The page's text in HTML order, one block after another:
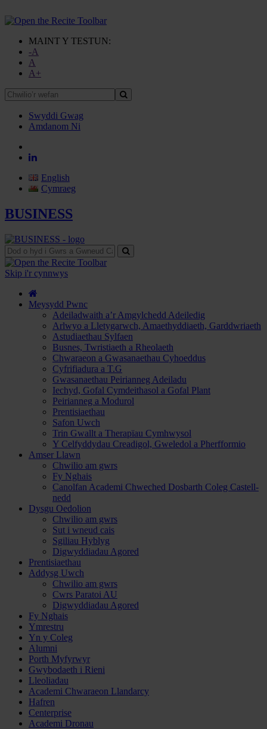
MAINT Y TESTUN:
-A
A
A+
Chwilio’r
wefan
Swyddi Gwag
Amdanom Ni
English
Cymraeg
BUSINESS
Dod
o
hyd
Gwrs
Skip i'r cynnwys
Meysydd Pwnc
Adeiladwaith a’r Amgylchedd Adeiledig
Arlwyo a Lletygarwch, Amaethyddiaeth, Garddwriaeth
Astudiaethau Sylfaen
Busnes, Twristiaeth a Rheolaeth
Chwaraeon a Gwasanaethau Cyhoeddus
Cyfrifiadura a T.G
Gwasanaethau Peirianneg Adeiladu
Iechyd, Gofal Cymdeithasol a Gofal Plant
Peirianneg a Modurol
Prentisiaethau
Safon Uwch
Trin Gwallt a Therapïau Cymhwysol
Y Celfyddydau Creadigol, Gweledol a Pherfformio
Amser Llawn
Chwilio am gwrs
Fy Nghais
Canolfan Academi Chweched Dosbarth Coleg Castell-
nedd
Dysgu Oedolion
Chwilio am gwrs
Sut i wneud cais
Sgiliau Hyblyg
Digwyddiadau Agored
Prentisiaethau
Addysg Uwch
Chwilio am gwrs
Cwrs Paratoi AU
Digwyddiadau Agored
Fy Nghais
Ymrestru
Yn y Coleg
Alumni
Porth Myfyrwyr
Gwybodaeth i Rieni
Lleoliadau
Academi Chwaraeon Llandarcy
Hafren
Centerprise
Academi Dronau